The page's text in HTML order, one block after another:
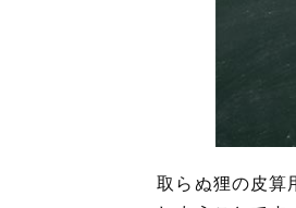
取らぬ狸の皮算